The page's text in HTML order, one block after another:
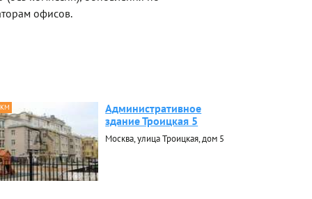
офисов.
Административное
здание Троицкая 5
Москва, улица Троицкая, дом 5